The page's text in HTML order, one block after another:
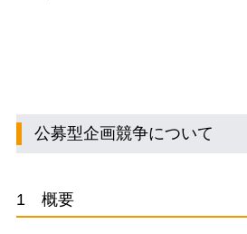
公募型企画競争について
1 概要